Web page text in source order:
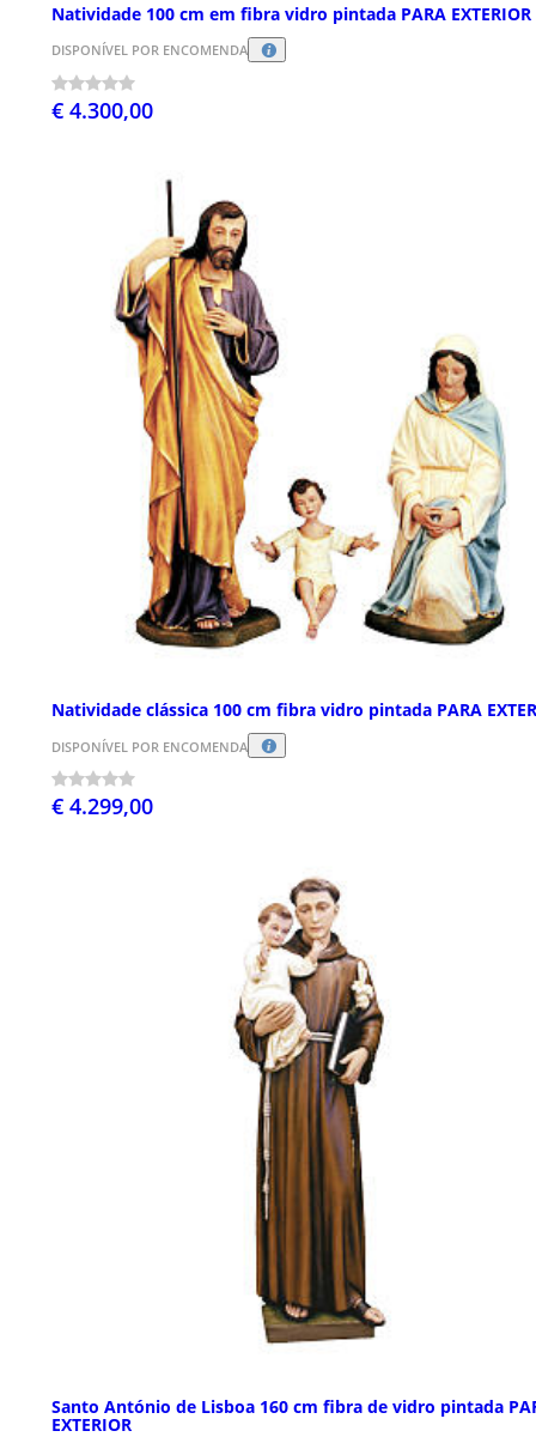
Natividade 100 cm em fibra vidro pintada PARA EXTERIOR
DISPONÍVEL POR ENCOMENDA
€ 4.300,00
Natividade clássica 100 cm fibra vidro pintada PARA
DISPONÍVEL POR ENCOMENDA
€ 4.299,00
Santo António de Lisboa 160 cm fibra de vidro pintada
EXTERIOR